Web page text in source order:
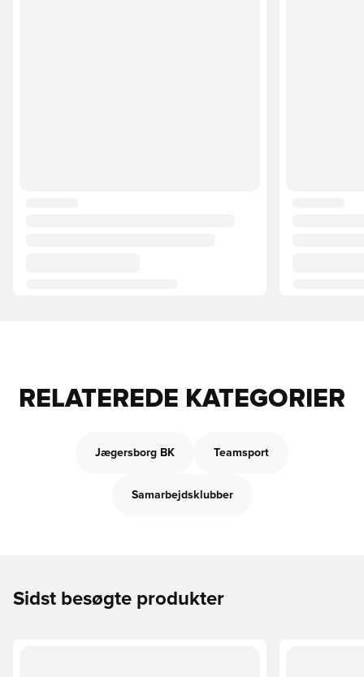
RELATEREDE KATEGORIER
Jægersborg BK Teamsport
Samarbejdsklubber
Sidst besøgte produkter